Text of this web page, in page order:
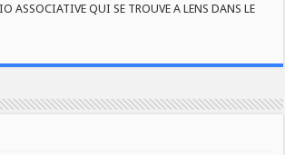
ASSOCIATIVE QUI SE TROUVE A LENS DANS LE